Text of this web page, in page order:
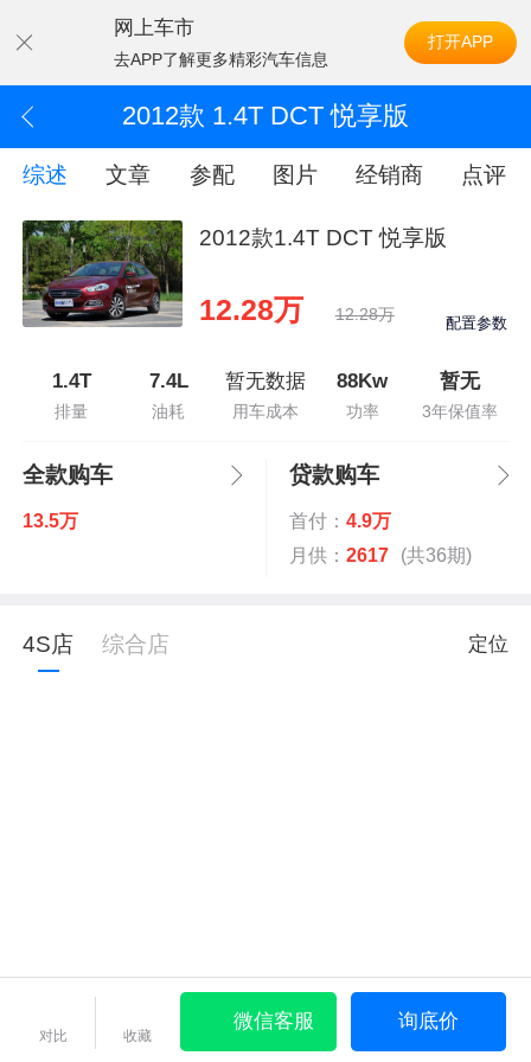
网上车市
去APP了解更多精彩汽车信息
打开APP
2012款 1.4T DCT 悦享版
综述 文章 参配 图片 经销商 点评
2012款1.4T DCT 悦享版
12.28万 12.28万 配置参数
1.4T
排量
7.4L
油耗
暂无数据
用车成本
88Kw
功率
暂无
3年保值率
全款购车
13.5万
贷款购车
首付： 4.9万
月供： 2617 (共36期)
4S店 综合店 定位
对比 收藏
微信客服 询底价